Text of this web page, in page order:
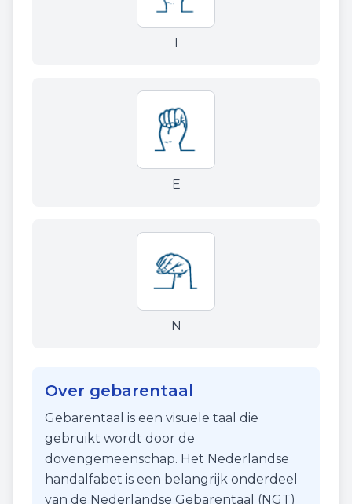
I
E
N
Over gebarentaal
Gebarentaal is een visuele taal die
gebruikt wordt door de
dovengemeenschap. Het Nederlandse
handalfabet is een belangrijk onderdeel
van de Nederlandse Gebarentaal (NGT)